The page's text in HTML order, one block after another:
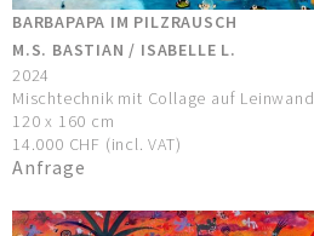
BARBAPAPA IM PILZRAUSCH
M.S. BASTIAN / ISABELLE L.
2024
Mischtechnik mit Collage auf Leinwand
120 x 160 cm
14.000 CHF (incl. VAT)
Anfrage